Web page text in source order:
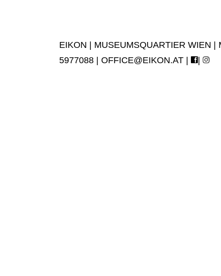
EIKON | MUSEUMSQUARTIER WIEN
5977088 | OFFICE@EIKON.AT | |